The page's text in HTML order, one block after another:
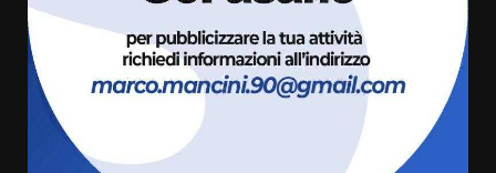
Il Premio Internazionale Fajano
torna a Savelletri
2 Agosto 2026 06:05